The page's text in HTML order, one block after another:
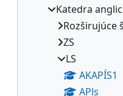
Katedra
Rozširujúce
ZS
LS
AKAPÍS1
APls